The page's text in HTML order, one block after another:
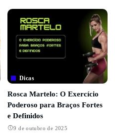
Dicas
Rosca Martelo: O Exercício
Poderoso para Braços Fortes
e Definidos
9 de outubro de 2025